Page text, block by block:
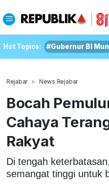
Hot Topics: #Gubernur BI
Rejabar News Rejabar
Bocah
Cahaya
Rakyat
Di tengah
semangat tinggi untuk